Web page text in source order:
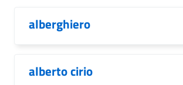
alberghiero
alberto cirio